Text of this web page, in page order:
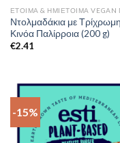
Ντολμαδάκια με Τρίχρωμη
Κινόα Παλίρροια (200 g)
€2.41
-15%